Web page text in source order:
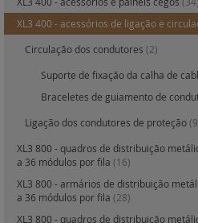
XL3 400 - acessórios de ligação e
Circulação dos condutores (2)
Suporte de fixação da calha de
Braceletes de guiamento de
Ligação dos condutores de proteção
XL3 800 - quadros de distribuição
a 36 módulos por fila (16)
XL3 800 - armários de distribuição
a 36 módulos por fila (28)
XL3 800 - quadros de distribuição